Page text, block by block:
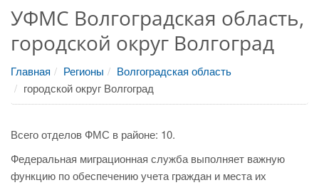
УФМС Волгоградская область,
городской округ Волгоград
Главная Регионы
Волгоградская область
городской округ Волгоград
Всего отделов ФМС в районе: 10.
Федеральная миграционная служба выполняет важную
функцию по обеспечению учета граждан и места их